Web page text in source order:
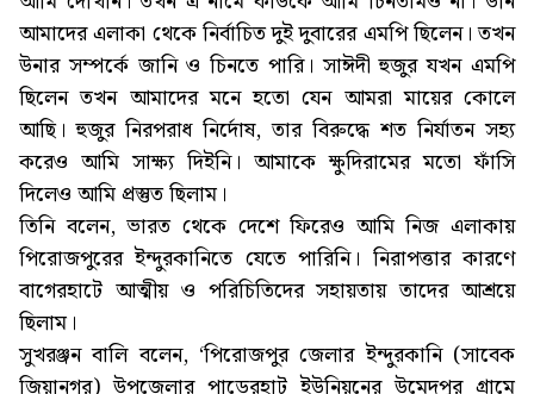
আমাদের এলাকা থেকে নির্বাচিত দুই দুবারের এমপি ছিলেন। তখন
উনার সম্পর্কে জানি ও চিনতে পারি। সাঈদী হুজুর যখন এমপি
ছিলেন তখন আমাদের মনে হতো যেন আমরা মায়ের কোলে
আছি। হুজুর নিরপরাধ নির্দোষ, তার বিরুদ্ধে শত নির্যাতন সহ্য
করেও আমি সাক্ষ্য দিইনি। আমাকে ক্ষুদিরামের মতো ফাঁসি
দিলেও আমি প্রস্তুত ছিলাম।
তিনি বলেন, ভারত থেকে দেশে ফিরেও আমি নিজ এলাকায়
পিরোজপুরের ইন্দুরকানিতে যেতে পারিনি। নিরাপত্তার কারণে
বাগেরহাটে আত্মীয় ও পরিচিতিদের সহায়তায় তাদের আশ্রয়ে
ছিলাম।
সুখরঞ্জন বালি বলেন, ‘পিরোজপুর জেলার ইন্দুরকানি (সাবেক